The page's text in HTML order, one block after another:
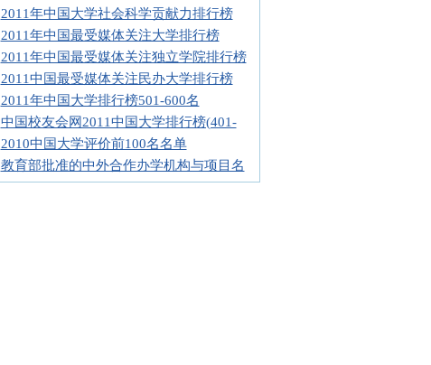
2011年中国大学社会科学贡献力排行榜
2011年中国最受媒体关注大学排行榜
2011年中国最受媒体关注独立学院排行榜
2011中国最受媒体关注民办大学排行榜
2011年中国大学排行榜501-600名
中国校友会网2011中国大学排行榜(401-
2010中国大学评价前100名名单
教育部批准的中外合作办学机构与项目名